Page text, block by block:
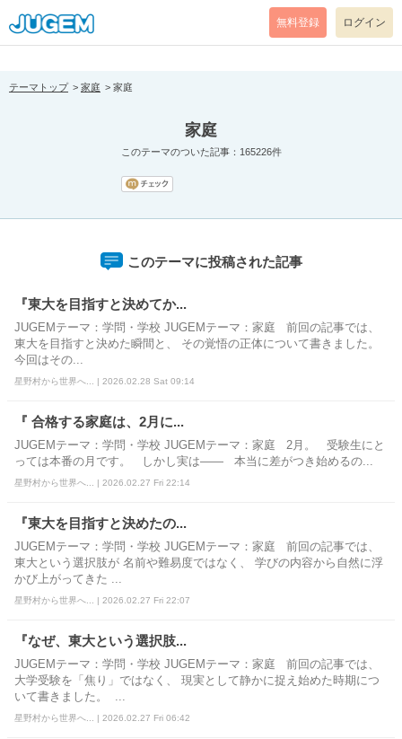
[pear_error: message="Success" code=0 mode=return level=notice
prefix="" info=""]
無料登録 ログイン
テーマトップ 家庭 家庭
家庭
このテーマのついた記事：165226件
このテーマに投稿された記事
『東大を目指すと決めてか...
JUGEMテーマ：学問・学校 JUGEMテーマ：家庭 前回の記事では、
東大を目指すと決めた瞬間と、 その覚悟の正体について書きました。
今回はその...
星野村から世界へ... | 2026.02.28 Sat 09:14
『 合格する家庭は、2月に...
JUGEMテーマ：学問・学校 JUGEMテーマ：家庭 2月。 受験生にと
っては本番の月です。 しかし実は―― 本当に差がつき始めるの...
星野村から世界へ... | 2026.02.27 Fri 22:14
『東大を目指すと決めたの...
JUGEMテーマ：学問・学校 JUGEMテーマ：家庭 前回の記事では、
東大という選択肢が 名前や難易度ではなく、 学びの内容から自然に浮
かび上がってきた ...
星野村から世界へ... | 2026.02.27 Fri 22:07
『なぜ、東大という選択肢...
JUGEMテーマ：学問・学校 JUGEMテーマ：家庭 前回の記事では、
大学受験を「焦り」ではなく、 現実として静かに捉え始めた時期につ
いて書きました。 ...
星野村から世界へ... | 2026.02.27 Fri 06:42